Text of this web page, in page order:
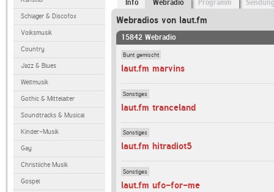
Schlager & Discofox
Volksmusik
Country
Jazz & Blues
Weltmusik
Gothic & Mittelalter
Soundtracks & Musical
Kinder-Musik
Gay
Christliche Musik
Gospel
Info Webradio Programm
Webradios von laut.fm
15842 Webradio
Bunt gemischt
laut.fm marvins
Sonstiges
laut.fm tranceland
Sonstiges
laut.fm hitradiot5
Sonstiges
laut.fm ufo-for-me